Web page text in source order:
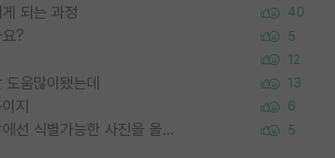
되는 과정 40
? 5
12
움많이됐는데 13
지 6
정보보안 연구하는 입장에선 식별가능한 사진을 올리는건 비추이긴함 5